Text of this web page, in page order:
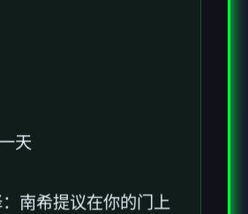
天
南希提议在你的门上